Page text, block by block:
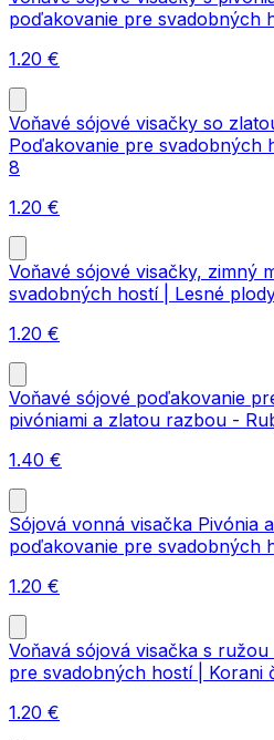
poďakovanie pre svadobných
1.20 €
Voňavé sójové visačky so
Poďakovanie pre svadobných
8
1.20 €
Voňavé sójové visačky, zimný
svadobných hostí | Lesné
1.20 €
Voňavé sójové poďakovanie
pivóniami a zlatou razbou -
1.40 €
Sójová vonná visačka Pivónia
poďakovanie pre svadobných
1.20 €
Voňavá sójová visačka s
pre svadobných hostí | Korani
1.20 €